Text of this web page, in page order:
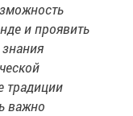
и проявить
знания
традиции
важно